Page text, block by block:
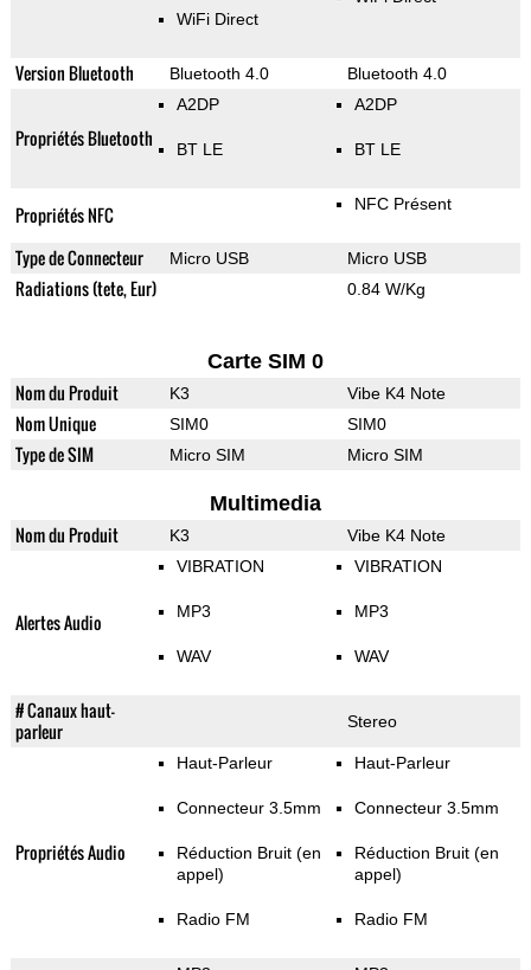
WiFi Direct
Version Bluetooth Bluetooth 4.0 Bluetooth 4.0
Propriétés Bluetooth
A2DP
BT LE
A2DP
BT LE
Propriétés NFC NFC Présent
Type de Connecteur Micro USB Micro USB
Radiations (tete, Eur) 0.84 W/Kg
Carte SIM 0
Nom du Produit K3 Vibe K4 Note
Nom Unique SIM0 SIM0
Type de SIM Micro SIM Micro SIM
Multimedia
Nom du Produit K3 Vibe K4 Note
Alertes Audio
VIBRATION
MP3
WAV
VIBRATION
MP3
WAV
# Canaux haut-
parleur
Stereo
Propriétés Audio
Haut-Parleur
Connecteur 3.5mm
Réduction Bruit (en
appel)
Radio FM
Haut-Parleur
Connecteur 3.5mm
Réduction Bruit (en
appel)
Radio FM